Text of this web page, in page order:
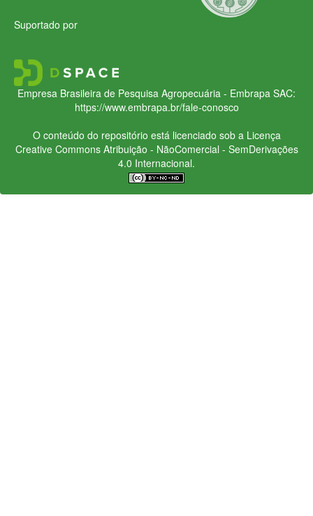
Suportado por
Empresa Brasileira de Pesquisa Agropecuária - Embrapa SAC:
https://www.embrapa.br/fale-conosco
O conteúdo do repositório está licenciado sob a Licença
Creative CommonsAtribuição - NãoComercial - SemDerivações
4.0 Internacional.